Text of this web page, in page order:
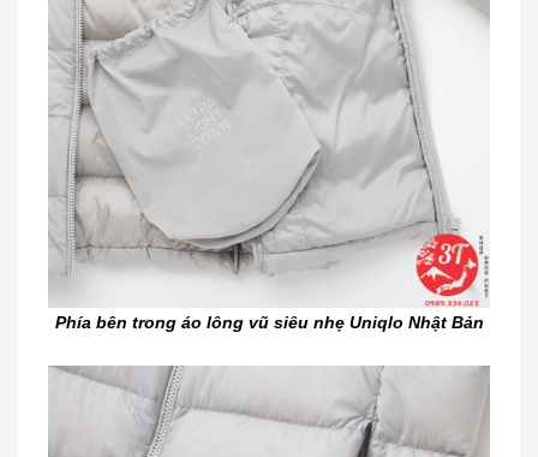
Phía bên trong áo lông vũ siêu nhẹ Uniqlo Nhật Bản